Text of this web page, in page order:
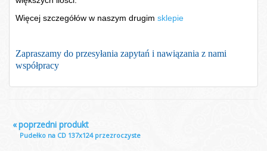
Więcej szczegółów w naszym drugim sklepie
Zapraszamy do przesyłania zapytań i nawiązania z nami
współpracy
«poprzedni produkt
Pudełko na CD 137x124 przezroczyste